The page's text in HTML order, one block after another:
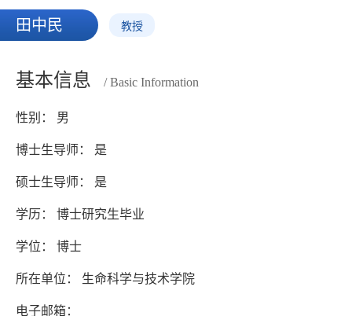
田中民 教授
基本信息 / Basic Information
性别： 男
博士生导师： 是
硕士生导师： 是
学历： 博士研究生毕业
学位： 博士
所在单位： 生命科学与技术学院
电子邮箱：